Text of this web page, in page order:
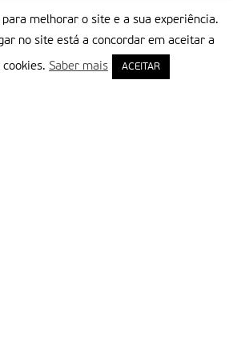
melhorar o site e a sua experiência.
no site está a concordar em aceitar a
Saber mais ACEITAR